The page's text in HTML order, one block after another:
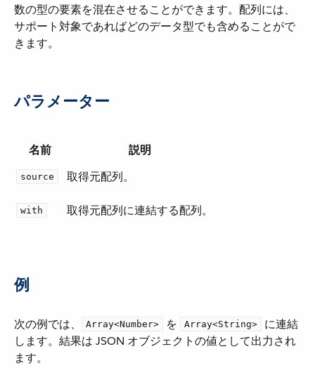
数の型の要素を混在させることができます。配列には、
サポート対象であればどのデータ型でも含めることがで
きます。
パラメーター
名前 説明
source 取得元配列。
with 取得元配列に連結する配列。
例
次の例では、​ Array<Number> ​ を ​ Array<String>
​ に連結
します。結果は JSON オブジェクトの値として出力され
ます。